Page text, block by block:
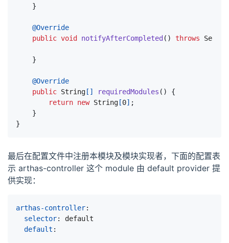
}
@Override
public void notifyAfterCompleted () throws
}
@Override
public String [] requiredModules ()
{
return new String [0] ;
}
}
最后在配置文件中注册本模块及模块实现者，下面的配置表
示 arthas-controller 这个 module 由 default provider 提
供实现：
arthas-controller:
selector:
default
default :